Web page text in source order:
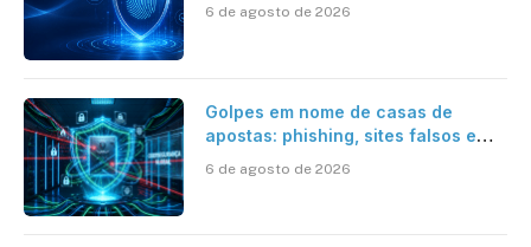
6 de agosto de 2026
Golpes em nome de casas de
apostas: phishing, sites falsos e
6 de agosto de 2026